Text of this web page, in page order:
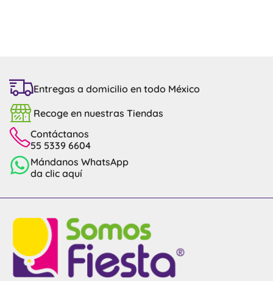
Entregas a domicilio en todo México
Recoge en nuestras Tiendas
Contáctanos
55 5339 6604
Mándanos WhatsApp
da clic aquí